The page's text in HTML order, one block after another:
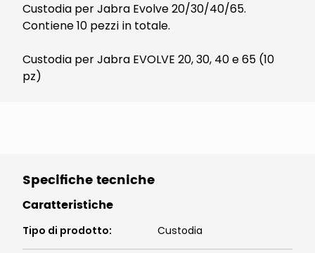
Custodia per Jabra Evolve 20/30/40/65.
Contiene 10 pezzi in totale.
Custodia per Jabra EVOLVE 20, 30, 40 e 65 (10
pz)
Specifiche tecniche
Caratteristiche
Tipo di prodotto: Custodia